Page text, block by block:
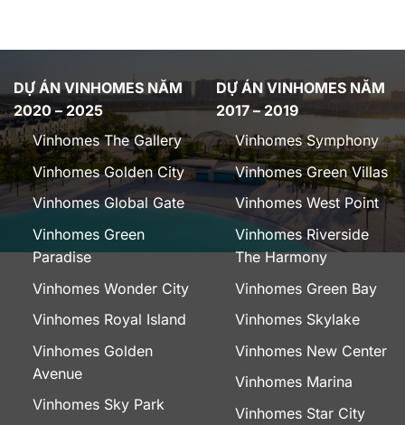
DỰ ÁN VINHOMES NĂM
2020 – 2025
Vinhomes The Gallery
Vinhomes Golden City
Vinhomes Global Gate
Vinhomes Green
Paradise
Vinhomes Wonder City
Vinhomes Royal Island
Vinhomes Golden
Avenue
Vinhomes Sky Park
DỰ ÁN VINHOMES NĂM
2017 – 2019
Vinhomes Symphony
Vinhomes Green Villas
Vinhomes West Point
Vinhomes Riverside
The Harmony
Vinhomes Green Bay
Vinhomes Skylake
Vinhomes New Center
Vinhomes Marina
Vinhomes Star City